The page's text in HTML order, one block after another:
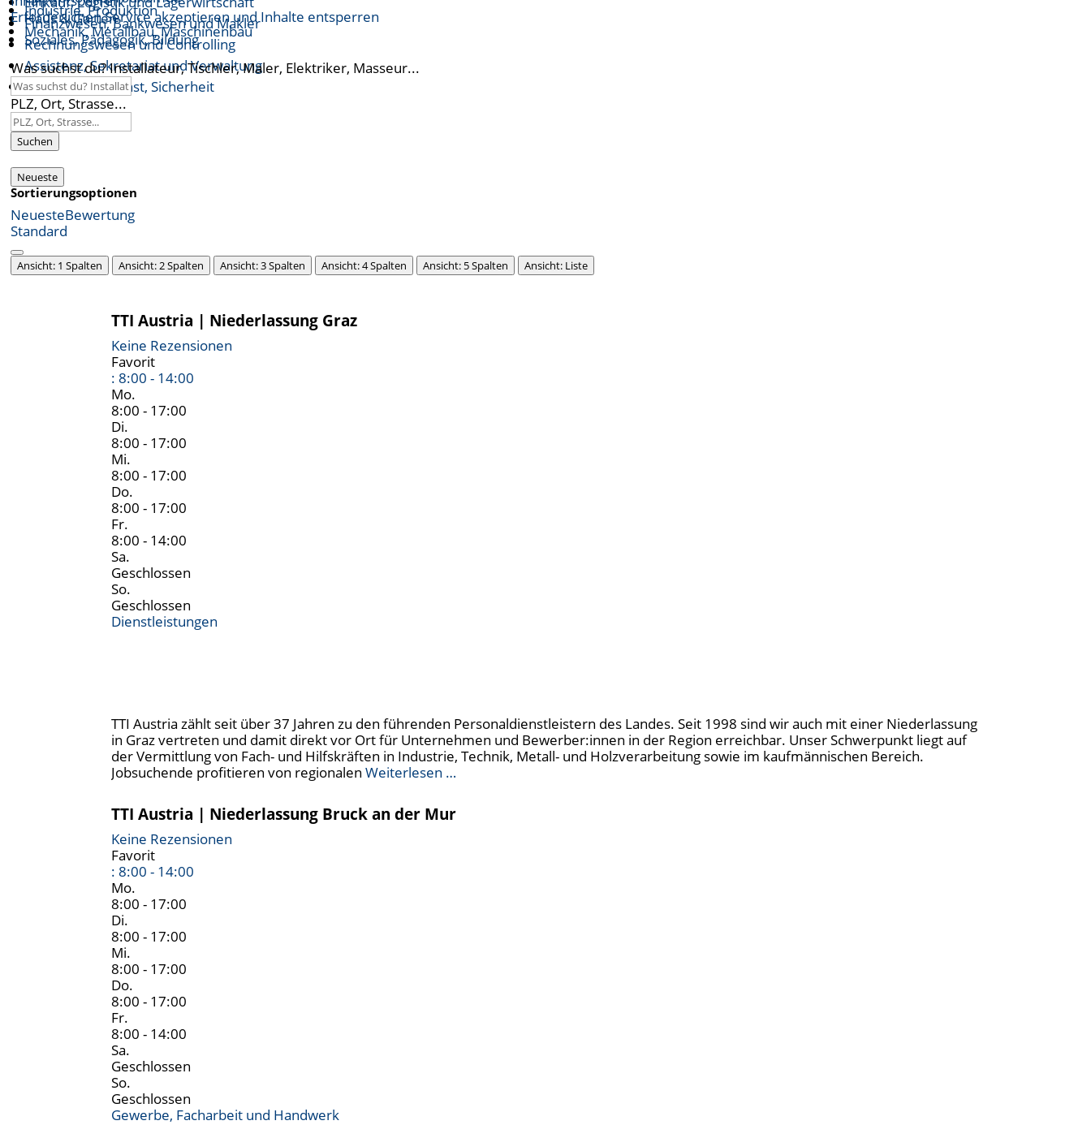
Haus & Garten
Soziales, Pädagogik, Bildung
Industrie, Produktion
Mechanik, Metallbau, Maschinenbau
Finanzwesen, Bankwesen und Makler
Rechnungswesen und Controlling
Assistenz, Sekretariat und Verwaltung
Öffentlicher Dienst, Sicherheit
Erforderlichen Service akzeptieren und Inhalte entsperren
Was suchst du? Installateur, Tischler, Maler, Elektriker, Masseur...
PLZ, Ort, Strasse...
Suchen
Neueste
Sortierungsoptionen
NeuesteBewertung
Standard
Ansicht: 1 Spalten Ansicht: 2 Spalten Ansicht: 3 Spalten Ansicht: 4 Spalten Ansicht: 5 Spalten Ansicht: Liste
TTI Austria | Niederlassung Graz
Keine Rezensionen
Favorit
: 8:00 - 14:00
Mo.
8:00 - 17:00
Di.
8:00 - 17:00
Mi.
8:00 - 17:00
Do.
8:00 - 17:00
Fr.
8:00 - 14:00
Sa.
Geschlossen
So.
Geschlossen
Dienstleistungen
TTI Austria zählt seit über 37 Jahren zu den führenden Personaldienstleistern des Landes. Seit 1998 sind wir auch mit einer Niederlassung
in Graz vertreten und damit direkt vor Ort für Unternehmen und Bewerber:innen in der Region erreichbar. Unser Schwerpunkt liegt auf
der Vermittlung von Fach- und Hilfskräften in Industrie, Technik, Metall- und Holzverarbeitung sowie im kaufmännischen Bereich.
Jobsuchende profitieren von regionalen Weiterlesen …
TTI Austria | Niederlassung Bruck an der Mur
Keine Rezensionen
Favorit
: 8:00 - 14:00
Mo.
8:00 - 17:00
Di.
8:00 - 17:00
Mi.
8:00 - 17:00
Do.
8:00 - 17:00
Fr.
8:00 - 14:00
Sa.
Geschlossen
So.
Geschlossen
Gewerbe, Facharbeit und Handwerk